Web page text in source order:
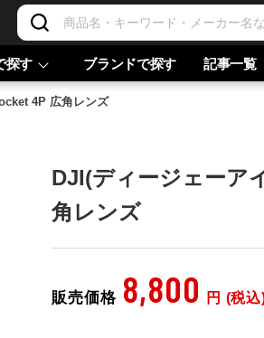
探す ブランドで探す 記事一覧
4P 広角レンズ
DJI(ディージェーア
角レンズ
販売価格 8,800 円 (税込